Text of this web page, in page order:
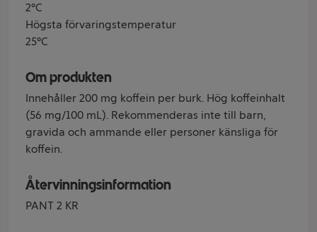
2°C
Högsta förvaringstemperatur
25°C
Om produkten
Innehåller 200 mg koffein per burk. Hög koffeinhalt
(56 mg/100 mL). Rekommenderas inte till barn,
gravida och ammande eller personer känsliga för
koffein.
Återvinningsinformation
PANT 2 KR